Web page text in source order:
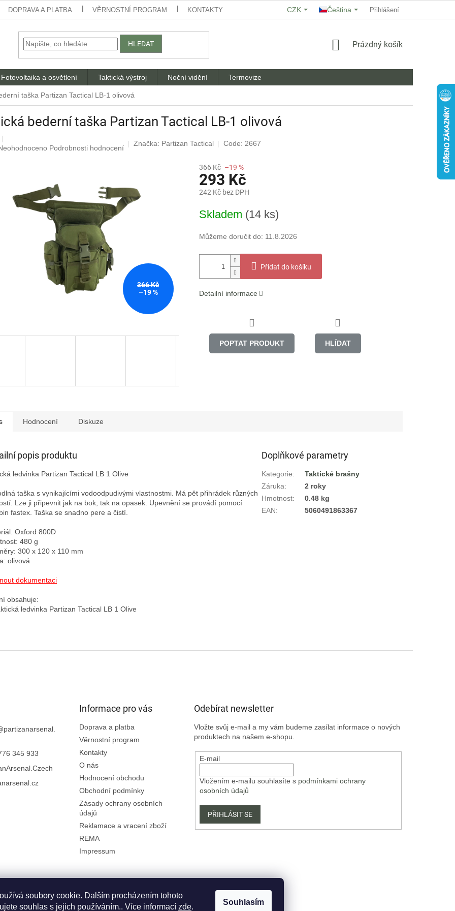
soubory cookie. Dalším procházením tohoto
souhlas s jejich používáním.. Více informací zde.
Souhlasím
DOPRAVA A PLATBA VĚRNOSTNÍ PROGRAM KONTAKTY HODNOCENÍ OBCHODU OBCHODNÍ PODMÍNKY
CZK Čeština Přihlášení
HLEDAT
NÁKUPNÍ
Prázdný košík
Fotovoltaika a osvětlení Taktická výstroj Noční vidění Termovize
taška Partizan Tactical LB-1 olivová
bederní taška Partizan Tactical LB-1 olivová
Podrobnosti hodnocení
Značka: Partizan Tactical Code: 2667
366 Kč
–19 %
366 Kč –19 %
293 Kč
242 Kč bez DPH
cena:
Skladem (14 ks)
Můžeme doručit do: 11.8.2026
Přidat do košíku
Detailní informace
POPTAT PRODUKT HLÍDAT
Hodnocení Diskuze
popis produktu
ledvinka Partizan Tactical LB 1 Olive
taška s vynikajícími vodoodpudivými vlastnostmi. Má pět přihrádek různých
Lze ji připevnit jak na bok, tak na opasek. Upevnění se provádí pomocí
fastex. Taška se snadno pere a čistí.
Oxford 800D
480 g
300 x 120 x 110 mm
olivová
dokumentaci
obsahuje:
Doplňkové parametry
Kategorie:
Taktické brašny
Záruka:
2 roky
Hmotnost:
0.48 kg
EAN: 5060491863367
partizanarsenal.
345 933
Informace pro vás
Doprava a platba
Věrnostní program
Kontakty
O nás
Hodnocení obchodu
Obchodní podmínky
Zásady ochrany osobních
údajů
Reklamace a vracení zboží
REMA
Impressum
Odebírat newsletter
Vložte svůj e-mail a my vám budeme zasílat informace o nových
produktech na našem e-shopu.
E-mail
Vložením e-mailu souhlasíte s podmínkami ochrany
osobních údajů
PŘIHLÁSIT SE